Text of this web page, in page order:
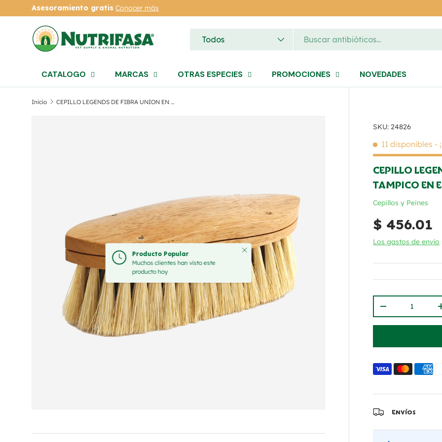
Ir al contenido
Asesoramiento gratis Conocer más
Todos
CATALOGO MARCAS OTRAS ESPECIES PROMOCIONES NOVEDADES
Inicio CEPILLO LEGENDS DE FIBRA UNION EN EL CENTRO Y TAMPICO EN EL BORDE PARTE POSTERIOR CURVADA
SKU: 24826
11 disponibles -
CEPILLO
TAMPICO EN
Cepillos y Peines
Precio
$ 456.01
Los gastos de envío
Disminuir
Envíos